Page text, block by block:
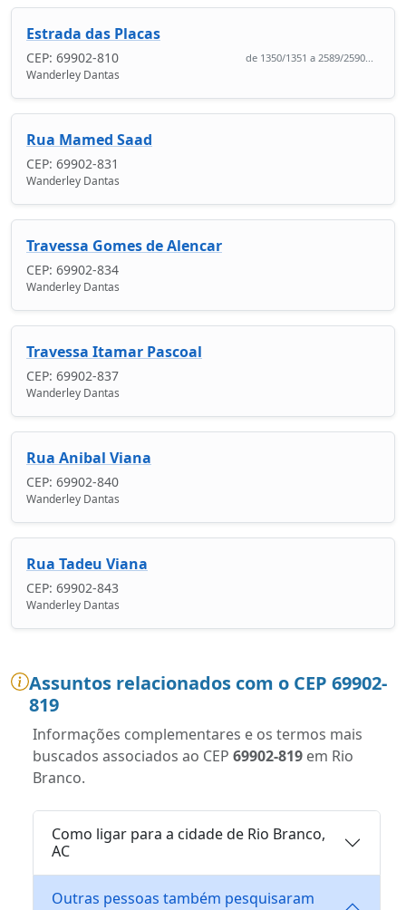
Estrada das Placas
CEP: 69902-810 de 1350/1351 a 2589/2590...
Wanderley Dantas
Rua Mamed Saad
CEP: 69902-831
Wanderley Dantas
Travessa Gomes de Alencar
CEP: 69902-834
Wanderley Dantas
Travessa Itamar Pascoal
CEP: 69902-837
Wanderley Dantas
Rua Anibal Viana
CEP: 69902-840
Wanderley Dantas
Rua Tadeu Viana
CEP: 69902-843
Wanderley Dantas
Assuntos relacionados com o CEP 69902-
819
Informações complementares e os termos mais
buscados associados ao CEP 69902-819 em Rio
Branco.
Como ligar para a cidade de Rio Branco,
AC
Outras pessoas também pesquisaram